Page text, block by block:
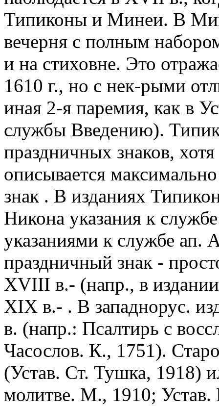
Типиконы и Минеи. В
вечерня с полным
и на стиховне. Это
1610 г., но с нек-рыми
иная 2-я паремия, как в
службы Введению).
праздничных знаков,
описывается
знак . В изданиях
Никона указания к
указаниями к службе ап.
праздничный знак -
XVIII в.- (напр., в
XIX в.- . В западнорус.
в. (напр.: Псалтирь с
Часослов. К., 1751).
(Устав. Ст. Тушка, 1918)
молитве. М., 1910;